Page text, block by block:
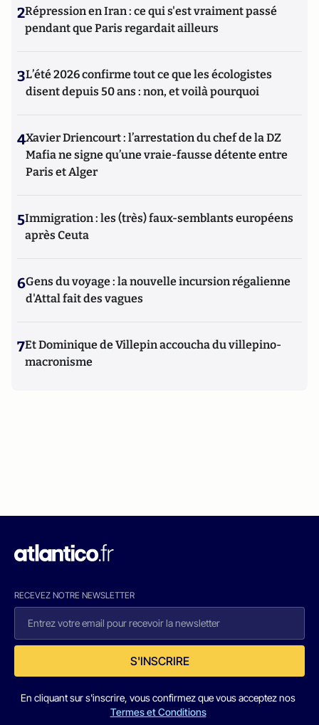
2Répression en Iran : ce qui s'est vraiment passé
pendant que Paris regardait ailleurs
3L’été 2026 confirme tout ce que les écologistes
disent depuis 50 ans : non, et voilà pourquoi
4Xavier Driencourt : l’arrestation du chef de la DZ
Mafia ne signe qu’une vraie-fausse détente entre
Paris et Alger
5Immigration : les (très) faux-semblants européens
après Ceuta
6Gens du voyage : la nouvelle incursion régalienne
d'Attal fait des vagues
7Et Dominique de Villepin accoucha du villepino-
macronisme
RECEVEZ NOTRE NEWSLETTER
S'INSCRIRE
En cliquant sur s'inscrire, vous confirmez que vous acceptez nos
Termes et Conditions